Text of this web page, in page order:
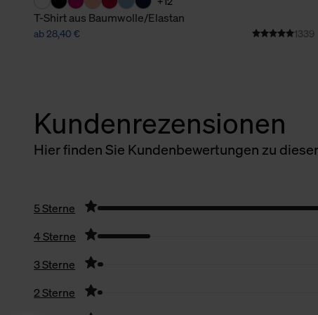
T-Shirt aus Baumwolle/Elastan
ab 28,40 € 1339
Kundenrezensionen
Hier finden Sie Kundenbewertungen zu
5 Sterne
4 Sterne
3 Sterne
2 Sterne